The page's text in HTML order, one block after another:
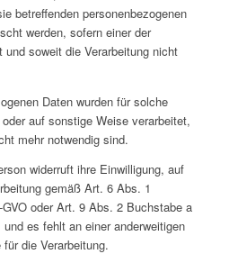
betreffenden personenbezogenen
werden, sofern einer der
und soweit die Verarbeitung nicht
Daten wurden für solche
auf sonstige Weise verarbeitet,
mehr notwendig sind.
widerruft ihre Einwilligung, auf
gemäß Art. 6 Abs. 1
oder Art. 9 Abs. 2 Buchstabe a
es fehlt an einer anderweitigen
die Verarbeitung.